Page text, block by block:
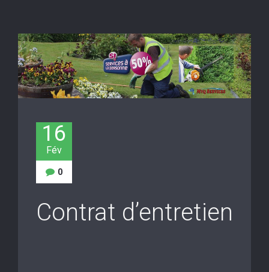
16
Fév
0
Contrat d’entretien